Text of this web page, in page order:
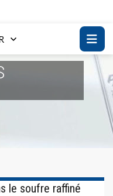
le soufre raffiné